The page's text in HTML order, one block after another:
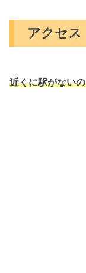
アクセス
近くに駅がない